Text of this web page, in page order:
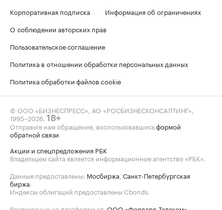
Корпоративная подписка
Информация об ограничениях
О соблюдении авторских прав
Пользовательское соглашение
Политика в отношении обработки персональных данных
Политика обработки файлов cookie
© ООО «БИЗНЕСПРЕСС», АО «РОСБИЗНЕСКОНСАЛТИНГ»,
1995–2026. 18+
Отправьте нам обращение, воспользовавшисьформой
обратной связи
Акции и спецпредложения РБК
Владельцем сайта является информационное агентство «РБК».
Данные предоставлены: Мосбиржа, Санкт-Петербургская
биржа.
Индексы облигаций предоставлены Cbonds.